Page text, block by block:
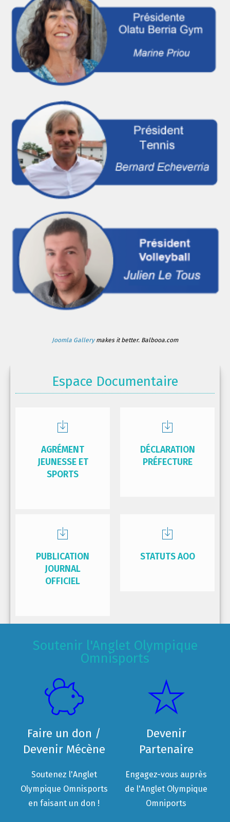
Joomla Gallerymakes it better. Balbooa.com
Espace Documentaire
AGRÉMENT
JEUNESSE ET
SPORTS
DÉCLARATION
PRÉFECTURE
PUBLICATION
JOURNAL
OFFICIEL
STATUTS AOO
Soutenir l'Anglet Olympique
Omnisports
Faire un don /
Devenir Mécène
Soutenez l'Anglet
Olympique Omnisports
en faisant un don !
Devenir
Partenaire
Engagez-vous auprès
de l'Anglet Olympique
Omniports